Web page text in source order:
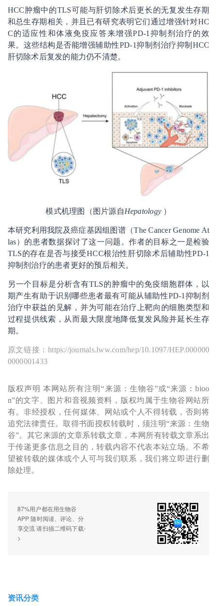
HCC肿瘤中的TLS可能与肝切除术后更长的无复发生存期
和总生存期相关，并且已有研究表明它们通过增强针对HC
C的适应性和体液免疫应答来增强PD-1抑制剂治疗的效
果。这些结构是否能增强辅助性PD-1抑制剂治疗抑制HCC
肝切除术后复发的能力仍不清楚。
模式机理图（图片源自Hepatology ）
本研究利用我院及癌症基因组图谱（The Cancer Genome At
las）的患者数据探讨了这一问题。作者的目标之一是检验
TLS的存在是否与接受HCC根治性肝切除术后辅助性PD-1
抑制剂治疗的患者更好的预后相关。
另一个目标是分析含有TLS的肿瘤中的免疫细胞群体，以
期产生有助于识别哪些患者最有可能从辅助性PD-1抑制剂
治疗中获益的见解，并为可能在治疗上靶向的细胞类型和
过程提供线索，从而最大限度地降低复发风险并延长生存
期。
原文链接：https://journals.lww.com/hep/10.1097/HEP.000000
0000001433
版权声明 本网站所有注明“来源：生物谷”或“来源：bioo
n”的文字、图片和音视频资料，版权均属于生物谷网站所
有。非经授权，任何媒体、网站或个人不得转载，否则将
追究法律责任。取得书面授权转载时，须注明“来源：生物
谷”。其它来源的文章系转载文章，本网所有转载文章系出
于传递更多信息之目的，转载内容不代表本站立场。不希
望被转载的媒体或个人可与我们联系，我们将立即进行删
除处理。
87%用户都在用生物谷
APP 随时阅读、评论、分
享交流 请扫描二维码下载-
>
资讯分类